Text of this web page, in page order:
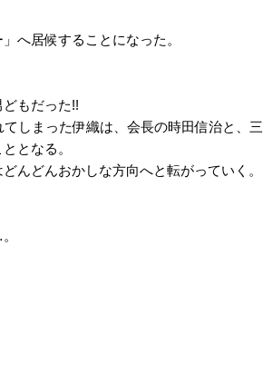
へ居候することになった。
もだった!!
しまった伊織は、会長の時田信治と、三
となる。
んどんおかしな方向へと転がっていく。